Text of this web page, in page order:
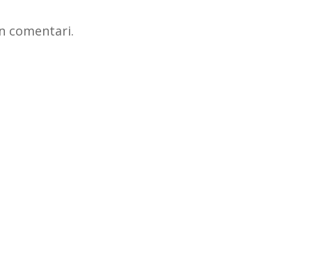
comentari.